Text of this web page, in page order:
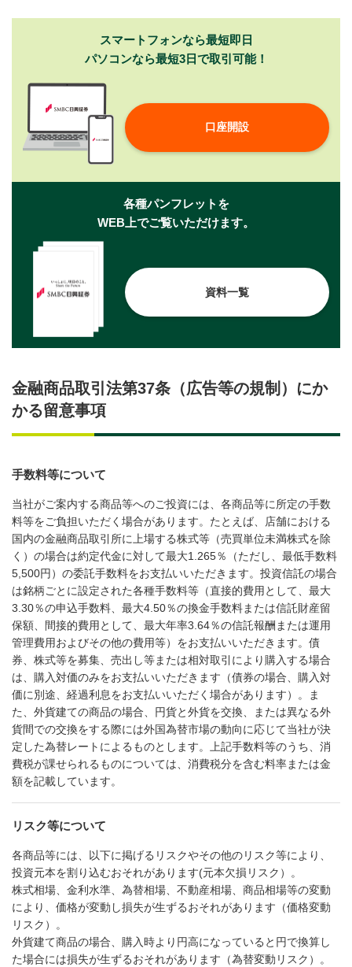
スマートフォンなら最短即日
パソコンなら最短3日で取引可能！
口座開設
各種パンフレットを
WEB上でご覧いただけます。
資料一覧
金融商品取引法第37条（広告等の規制）にか
かる留意事項
手数料等について
当社がご案内する商品等へのご投資には、各商品等に所定の手数
料等をご負担いただく場合があります。たとえば、店舗における
国内の金融商品取引所に上場する株式等（売買単位未満株式を除
く）の場合は約定代金に対して最大1.265％（ただし、最低手数料
5,500円）の委託手数料をお支払いいただきます。投資信託の場合
は銘柄ごとに設定された各種手数料等（直接的費用として、最大
3.30％の申込手数料、最大4.50％の換金手数料または信託財産留
保額、間接的費用として、最大年率3.64％の信託報酬または運用
管理費用およびその他の費用等）をお支払いいただきます。債
券、株式等を募集、売出し等または相対取引により購入する場合
は、購入対価のみをお支払いいただきます（債券の場合、購入対
価に別途、経過利息をお支払いいただく場合があります）。ま
た、外貨建ての商品の場合、円貨と外貨を交換、または異なる外
貨間での交換をする際には外国為替市場の動向に応じて当社が決
定した為替レートによるものとします。上記手数料等のうち、消
費税が課せられるものについては、消費税分を含む料率または金
額を記載しています。
リスク等について
各商品等には、以下に掲げるリスクやその他のリスク等により、
投資元本を割り込むおそれがあります(元本欠損リスク）。
株式相場、金利水準、為替相場、不動産相場、商品相場等の変動
により、価格が変動し損失が生ずるおそれがあります（価格変動
リスク）。
外貨建て商品の場合、購入時より円高になっていると円で換算し
た場合には損失が生ずるおそれがあります（為替変動リスク）。